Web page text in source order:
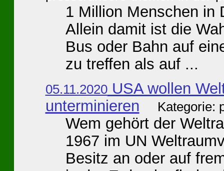
1 Million Menschen in
Allein damit ist die
Bus oder Bahn auf
zu treffen als auf ...
05.11.2020USA wollen
unterminieren
Kategorie:
Wem gehört der
1967 im UN
Besitz an oder auf